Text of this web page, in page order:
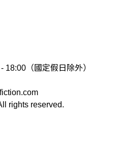
18:00（國定假日除外）
rights reserved.